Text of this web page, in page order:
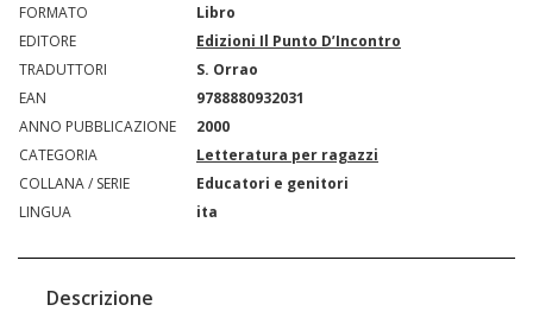
FORMATO
Libro
EDITORE
Edizioni Il Punto D’Incontro
TRADUTTORI
S. Orrao
EAN
9788880932031
ANNO PUBBLICAZIONE
2000
CATEGORIA
Letteratura per ragazzi
COLLANA / SERIE
Educatori e genitori
LINGUA
ita
Descrizione